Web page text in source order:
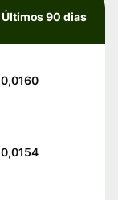
Últimos 90 dias
0,0160
0,0154